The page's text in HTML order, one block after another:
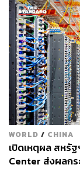
WORLD / CHINA
เปิดเหตุผล สหรั
Center ส่งผลกร